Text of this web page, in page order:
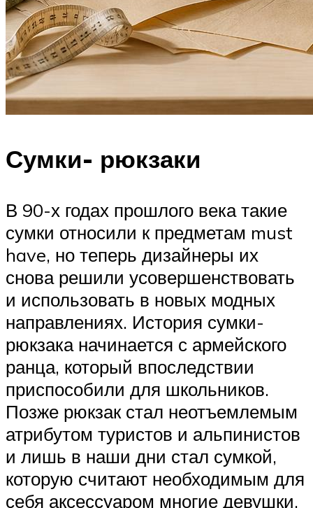
Сумки- рюкзаки
В 90-х годах прошлого века такие
сумки относили к предметам must
have, но теперь дизайнеры их
снова решили усовершенствовать
и использовать в новых модных
направлениях. История сумки-
рюкзака начинается с армейского
ранца, который впоследствии
приспособили для школьников.
Позже рюкзак стал неотъемлемым
атрибутом туристов и альпинистов
и лишь в наши дни стал сумкой,
которую считают необходимым для
себя аксессуаром многие девушки.